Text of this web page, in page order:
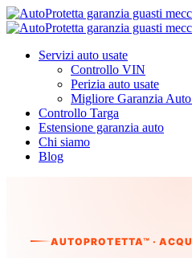
Servizi auto usate
Controllo VIN
Perizia auto usate
Migliore Garanzia
Controllo Targa
Estensione garanzia auto
Chi siamo
Blog
AUTOPROTETTA™ ·